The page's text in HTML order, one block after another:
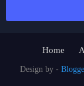
Design by -
Home